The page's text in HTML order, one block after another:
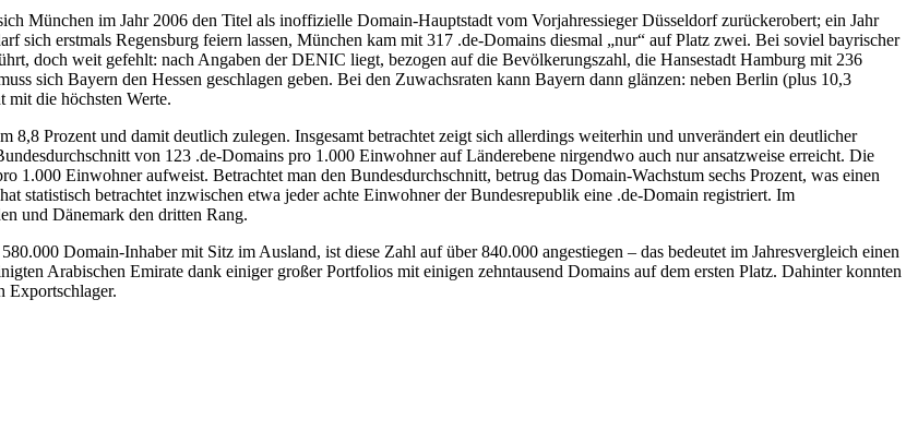
München im Jahr 2006 den Titel als inoffizielle Domain-Hauptstadt vom Vorjahressieger Düsseldorf zurückerobert; ein Jahr
sich erstmals Regensburg feiern lassen, München kam mit 317 .de-Domains diesmal „nur“ auf Platz zwei. Bei soviel bayrischer
doch weit gefehlt: nach Angaben der DENIC liegt, bezogen auf die Bevölkerungszahl, die Hansestadt Hamburg mit 236
sich Bayern den Hessen geschlagen geben. Bei den Zuwachsraten kann Bayern dann glänzen: neben Berlin (plus 10,3
mit die höchsten Werte.
Prozent und damit deutlich zulegen. Insgesamt betrachtet zeigt sich allerdings weiterhin und unverändert ein deutlicher
von 123 .de-Domains pro 1.000 Einwohner auf Länderebene nirgendwo auch nur ansatzweise erreicht. Die
1.000 Einwohner aufweist. Betrachtet man den Bundesdurchschnitt, betrug das Domain-Wachstum sechs Prozent, was einen
statistisch betrachtet inzwischen etwa jeder achte Einwohner der Bundesrepublik eine .de-Domain registriert. Im
und Dänemark den dritten Rang.
Domain-Inhaber mit Sitz im Ausland, ist diese Zahl auf über 840.000 angestiegen – das bedeutet im Jahresvergleich einen
Arabischen Emirate dank einiger großer Portfolios mit einigen zehntausend Domains auf dem ersten Platz. Dahinter konnten
Exportschlager.